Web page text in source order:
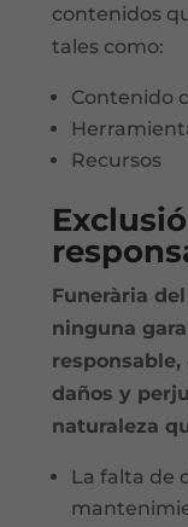
contenidos
tales como:
Contenido
Recursos
Funerària
ninguna
daños y
naturaleza
La falta de